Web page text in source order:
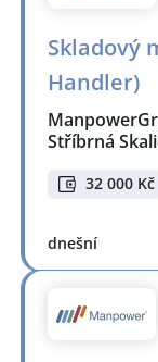
Skladový
Handler)
Stříbrná
32 000 Kč
dnešní